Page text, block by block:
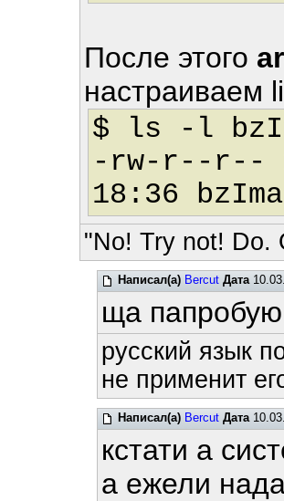
После этого
настраиваем
$ ls -l
-rw-r--r--
18:36
"No! Try not! Do.
Написал(а) Bercut Дата
ща папробую
русский язык
не применит
Написал(а) Bercut Дата
кстати а
а ежели